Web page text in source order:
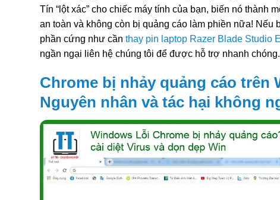
Tín “lột xác” cho chiếc máy tính của bạn, biến nó thành
an toàn và không còn bị quảng cáo làm phiền nữa! Nếu
phần cứng như cần thay pin laptop Razer Blade Studio
ngần ngại liên hệ chúng tôi để được hỗ trợ nhanh chóng.
Chrome bị nhảy quảng cáo trên
Nguyên nhân và tác hại không